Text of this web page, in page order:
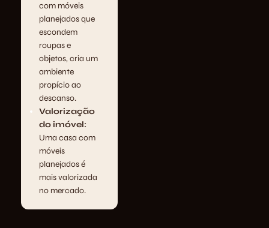
com móveis
planejados que
escondem
roupas e
objetos, cria um
ambiente
propício ao
descanso.
Valorização
do imóvel:
Uma casa com
móveis
planejados é
mais valorizada
no mercado.